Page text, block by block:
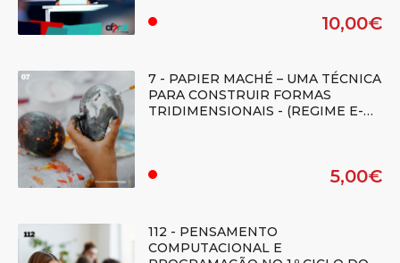
. 10,00€
7 - PAPIER MACHÉ – UMA TÉCNICA
PARA CONSTRUIR FORMAS
TRIDIMENSIONAIS - (REGIME E-
. 5,00€
112 - PENSAMENTO
COMPUTACIONAL E